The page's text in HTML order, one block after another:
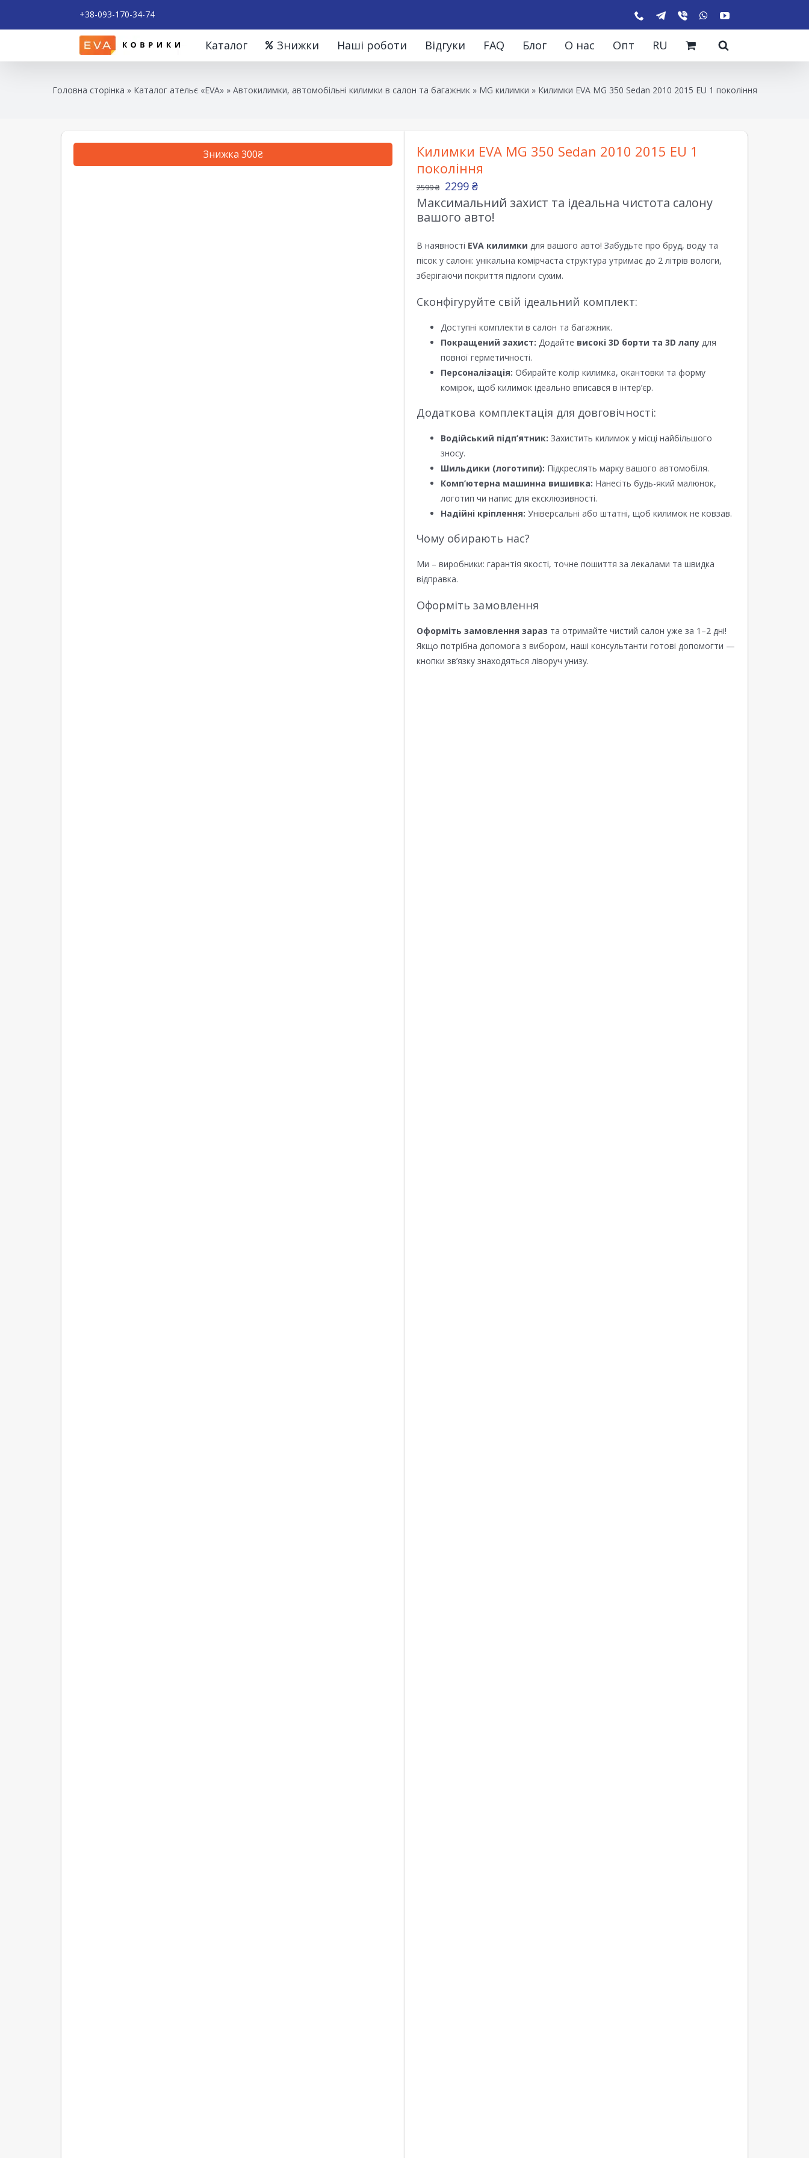
+38-093-170-34-74
Каталог Знижки Наші роботи Відгуки FAQ Блог О нас Опт RU
Головна сторінка » Каталог ательє «EVA»» Автокилимки, автомобільні килимки в салон та багажник» MG килимки » Килимки EVA MG 350 Sedan 2010 2015 EU 1 покоління
Знижка 300₴
Килимки EVA MG 350 Sedan 2010 2015 EU 1
покоління
2599₴ 2299 ₴
Максимальний захист та ідеальна чистота салону
вашого авто!
В наявності EVA килимки для вашого авто! Забудьте про бруд, воду та
пісок у салоні: унікальна комірчаста структура утримає до 2 літрів вологи,
зберігаючи покриття підлоги сухим.
Сконфігуруйте свій ідеальний комплект:
Доступні комплекти в салон та багажник.
Покращений захист: Додайте високі 3D борти та 3D лапу для
повної герметичності.
Персоналізація: Обирайте колір килимка, окантовки та форму
комірок, щоб килимок ідеально вписався в інтер’єр.
Додаткова комплектація для довговічності:
Водійський підп’ятник: Захистить килимок у місці найбільшого
зносу.
Шильдики (логотипи): Підкреслять марку вашого автомобіля.
Комп’ютерна машинна вишивка: Нанесіть будь-який малюнок,
логотип чи напис для ексклюзивності.
Надійні кріплення: Універсальні або штатні, щоб килимок не ковзав.
Чому обирають нас?
Ми – виробники: гарантія якості, точне пошиття за лекалами та швидка
відправка.
Оформіть замовлення
Оформіть замовлення зараз та отримайте чистий салон уже за 1–2 дні!
Якщо потрібна допомога з вибором, наші консультанти готові допомогти —
кнопки зв’язку знаходяться ліворуч унизу.